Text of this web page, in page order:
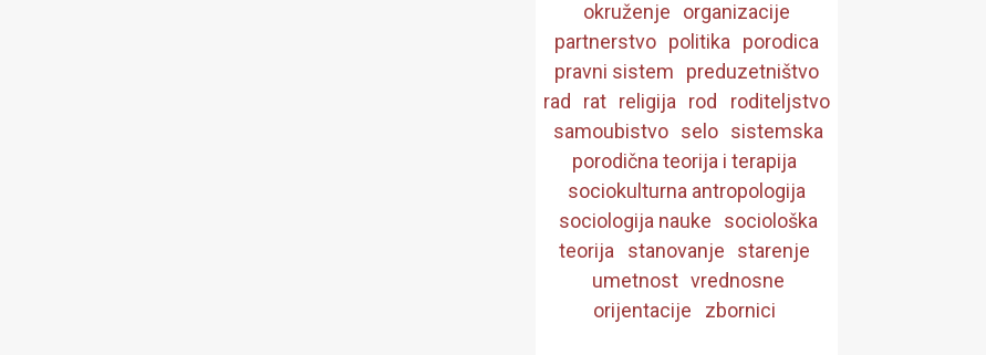
okruženje
organizacije
partnerstvo politika porodica
pravni sistem
preduzetništvo
rad
rat religija rod
roditeljstvo
samoubistvo selo sistemska
porodična teorija i terapija
sociokulturna antropologija
sociologija nauke
sociološka
teorija
stanovanje
starenje
umetnost vrednosne
orijentacije
zbornici